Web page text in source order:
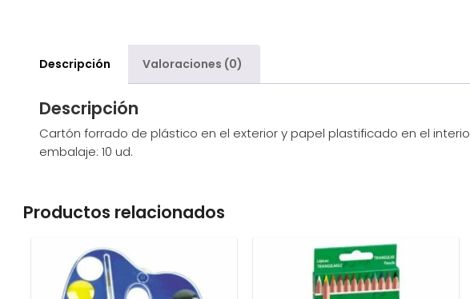
Descripción Valoraciones (0)
Descripción
Cartón forrado de plástico en el exterior y papel plastificado en el
embalaje: 10 ud.
Productos relacionados